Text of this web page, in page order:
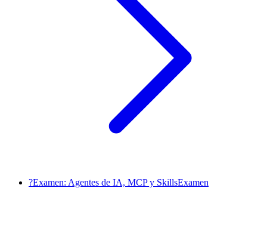
?Examen: Agentes de IA, MCP y SkillsExamen